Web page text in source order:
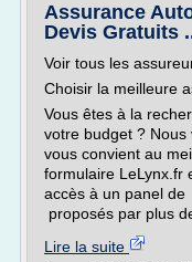
Assurance
Devis Gratuits
Voir tous les
Choisir la meilleure
Vous êtes à la
votre budget ?
vous convient au
formulaire LeLynx.fr
accès à un panel
proposés par plus
Lire la suite